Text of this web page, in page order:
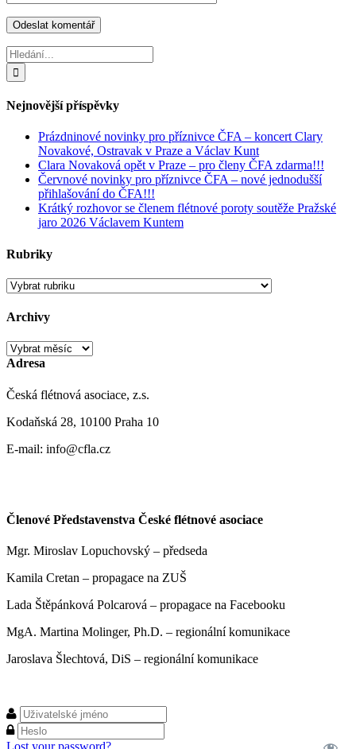
Hledat:
Nejnovější příspěvky
Prázdninové novinky pro příznivce ČFA – koncert Clary
Novakové, Ostravak v Praze a Václav Kunt
Clara Novaková opět v Praze – pro členy ČFA zdarma!!!
Červnové novinky pro příznivce ČFA – nové jednodušší
přihlašování do ČFA!!!
Krátký rozhovor se členem flétnové poroty soutěže Pražské
jaro 2026 Václavem Kuntem
Rubriky
Rubriky
Archivy
Archivy
Adresa
Česká flétnová asociace, z.s.
Kodaňská 28, 10100 Praha 10
E-mail: info@cfla.cz
Členové Představenstva České flétnové asociace
Mgr. Miroslav Lopuchovský – předseda
Kamila Cretan – propagace na ZUŠ
Lada Štěpánková Polcarová – propagace na Facebooku
MgA. Martina Molinger, Ph.D. – regionální komunikace
Jaroslava Šlechtová, DiS – regionální komunikace